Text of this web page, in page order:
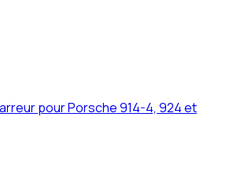
pour Porsche 914-4, 924 et